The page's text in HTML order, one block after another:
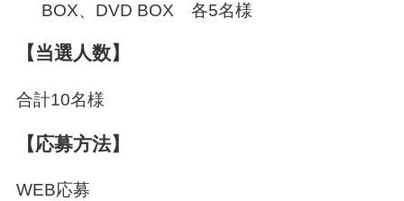
BOX、DVD BOX 各5名様
【当選人数】
合計10名様
【応募方法】
WEB応募